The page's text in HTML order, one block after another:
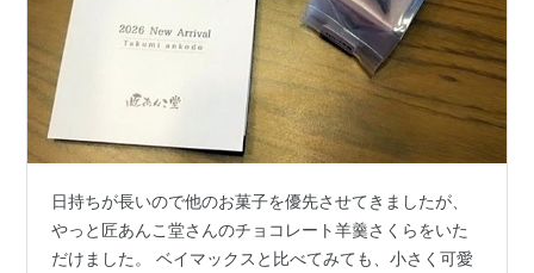
日持ちが長いので他のお菓子を優先させてきましたが、
やっと匠あんこ堂さんのチョコレート羊羹さくらをいた
だけました。 ベイマックスと比べてみても、小さく可愛